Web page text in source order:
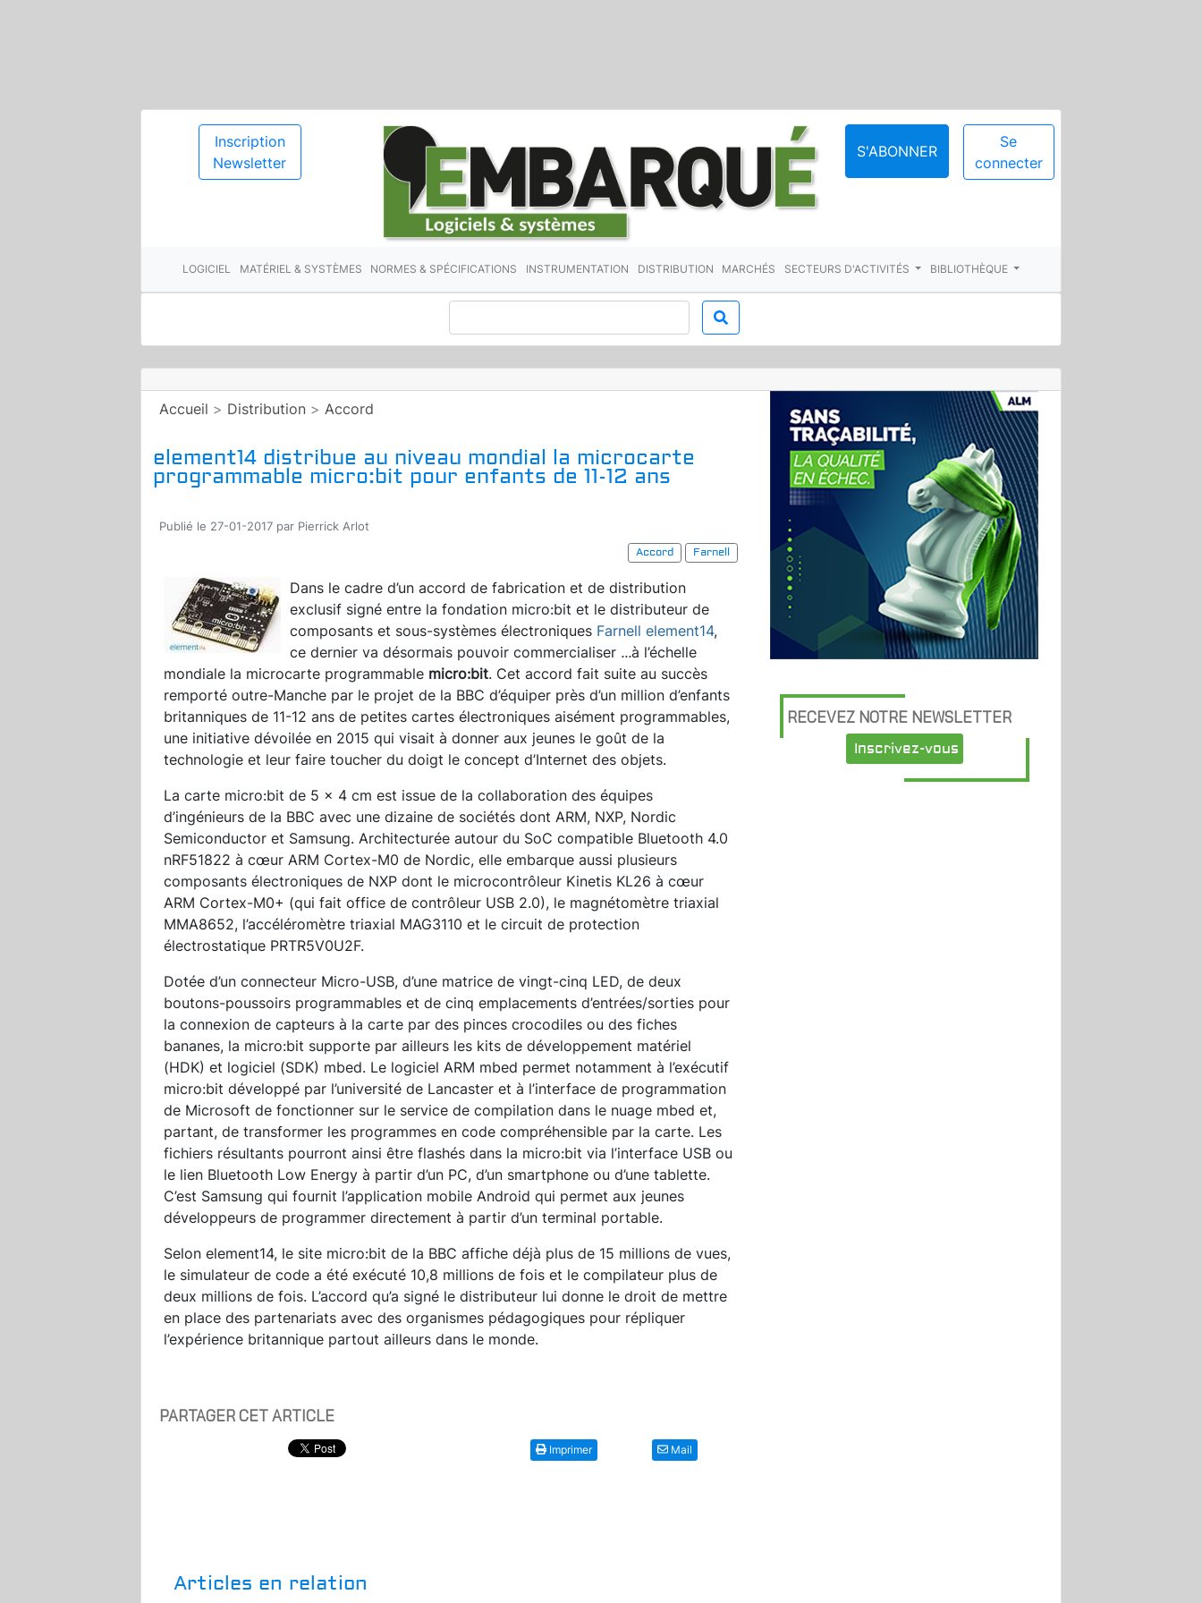
Inscription
Newsletter
S'ABONNER
Se
connecter
LOGICIEL MATÉRIEL & SYSTÈMES NORMES & SPÉCIFICATIONS INSTRUMENTATION DISTRIBUTION MARCHÉS SECTEURS D'ACTIVITÉS BIBLIOTHÈQUE
Accueil > Distribution > Accord
element14 distribue au niveau mondial la microcarte
programmable micro:bit pour enfants de 11-12 ans
Publié le 27-01-2017 par Pierrick Arlot
Accord
Farnell
Dans le cadre d’un accord de fabrication et de distribution
exclusif signé entre la fondation micro:bit et le distributeur de
composants et sous-systèmes électroniques Farnell element14,
ce dernier va désormais pouvoir commercialiser ...à l’échelle
mondiale la microcarte programmable micro:bit. Cet accord fait suite au succès
remporté outre-Manche par le projet de la BBC d’équiper près d’un million d’enfants
britanniques de 11-12 ans de petites cartes électroniques aisément programmables,
une initiative dévoilée en 2015 qui visait à donner aux jeunes le goût de la
technologie et leur faire toucher du doigt le concept d’Internet des objets.
La carte micro:bit de 5 x 4 cm est issue de la collaboration des équipes
d’ingénieurs de la BBC avec une dizaine de sociétés dont ARM, NXP, Nordic
Semiconductor et Samsung. Architecturée autour du SoC compatible Bluetooth 4.0
nRF51822 à cœur ARM Cortex-M0 de Nordic, elle embarque aussi plusieurs
composants électroniques de NXP dont le microcontrôleur Kinetis KL26 à cœur
ARM Cortex-M0+ (qui fait office de contrôleur USB 2.0), le magnétomètre triaxial
MMA8652, l’accéléromètre triaxial MAG3110 et le circuit de protection
électrostatique PRTR5V0U2F.
Dotée d’un connecteur Micro-USB, d’une matrice de vingt-cinq LED, de deux
boutons-poussoirs programmables et de cinq emplacements d’entrées/sorties pour
la connexion de capteurs à la carte par des pinces crocodiles ou des fiches
bananes, la micro:bit supporte par ailleurs les kits de développement matériel
(HDK) et logiciel (SDK) mbed. Le logiciel ARM mbed permet notamment à l’exécutif
micro:bit développé par l’université de Lancaster et à l’interface de programmation
de Microsoft de fonctionner sur le service de compilation dans le nuage mbed et,
partant, de transformer les programmes en code compréhensible par la carte. Les
fichiers résultants pourront ainsi être flashés dans la micro:bit via l’interface USB ou
le lien Bluetooth Low Energy à partir d’un PC, d’un smartphone ou d’une tablette.
C’est Samsung qui fournit l’application mobile Android qui permet aux jeunes
développeurs de programmer directement à partir d’un terminal portable.
Selon element14, le site micro:bit de la BBC affiche déjà plus de 15 millions de vues,
le simulateur de code a été exécuté 10,8 millions de fois et le compilateur plus de
deux millions de fois. L’accord qu’a signé le distributeur lui donne le droit de mettre
en place des partenariats avec des organismes pédagogiques pour répliquer
l’expérience britannique partout ailleurs dans le monde.
PARTAGER CET ARTICLE
Imprimer Mail
Articles en relation
RECEVEZ NOTRE NEWSLETTER
Inscrivez-vous